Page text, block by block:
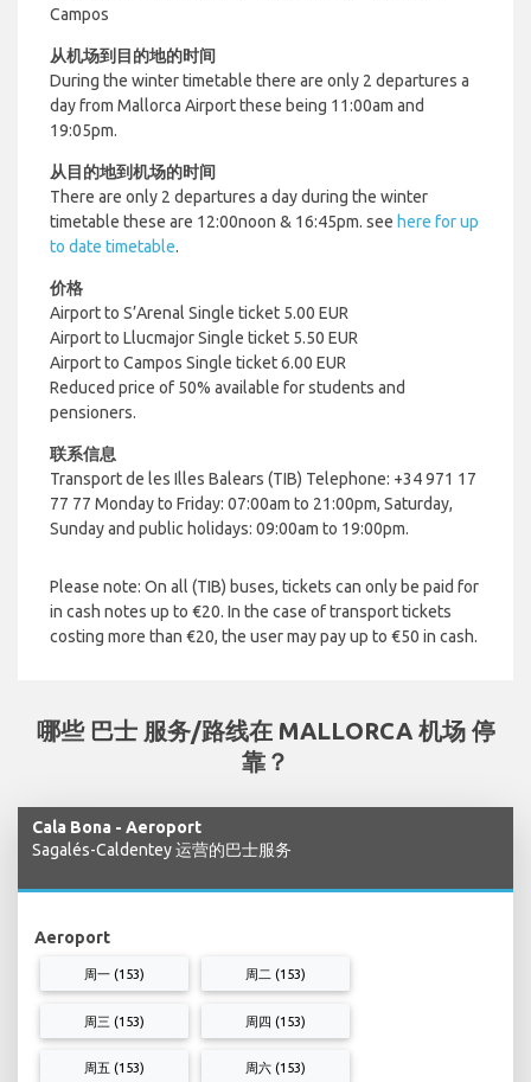
Campos
从机场到目的地的时间
During the winter timetable there are only 2 departures a
day from Mallorca Airport these being 11:00am and
19:05pm.
从目的地到机场的时间
There are only 2 departures a day during the winter
timetable these are 12:00noon & 16:45pm. see here for up
to date timetable.
价格
Airport to S’Arenal Single ticket 5.00 EUR
Airport to Llucmajor Single ticket 5.50 EUR
Airport to Campos Single ticket 6.00 EUR
Reduced price of 50% available for students and
pensioners.
联系信息
Transport de les Illes Balears (TIB) Telephone: +34 971 17
77 77 Monday to Friday: 07:00am to 21:00pm, Saturday,
Sunday and public holidays: 09:00am to 19:00pm.
Please note: On all (TIB) buses, tickets can only be paid for
in cash notes up to €20. In the case of transport tickets
costing more than €20, the user may pay up to €50 in cash.
哪些 巴士 服务/路线在 MALLORCA 机场 停
靠？
Cala Bona - Aeroport
Sagalés-Caldentey 运营的巴士服务
Aeroport
周一 (153) 周二 (153)
周三 (153) 周四 (153)
周五 (153) 周六 (153)